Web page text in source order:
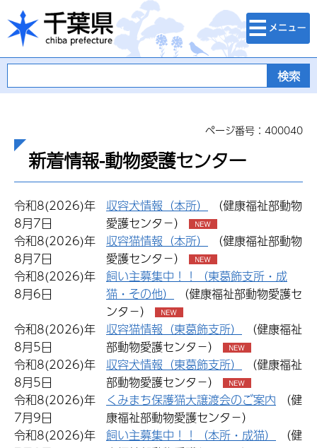
千葉県
検索・メニュ
ー
ページ番号：400040
新着情報-動物愛護センター
令和8(2026)年
8月7日
収容犬情報（本所）
愛護センタ−）
令和8(2026)年
8月7日
収容猫情報（本所）
愛護センタ−）
令和8(2026)年
8月6日
飼い主募集中！！（東葛飾支所・成
猫・その他）
ンタ−）
令和8(2026)年
8月5日
収容猫情報（東葛飾支所）
部動物愛護センタ−）
令和8(2026)年
8月5日
収容犬情報（東葛飾支所）
部動物愛護センタ−）
令和8(2026)年
7月9日
くみまち保護猫大譲渡会のご案内
康福祉部動物愛護センタ−）
令和8(2026)年 飼い主募集中！！（本所・成猫）